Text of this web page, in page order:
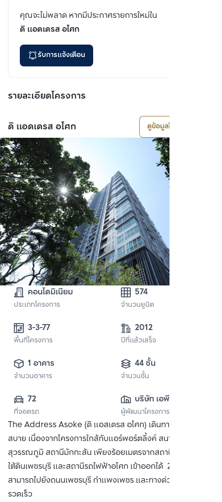
คุณจะไม่พลาด หากมีประกาศรายการใหม่ใน
ดิ แอดเดรส อโศก
รับการแจ้งเตือน
รายละเอียดโครงการ
ดิ แอดเดรส อโศก ดูข้อมูลโครงการ
คอนโดมิเนียม
ประเภทโครงการ
574
จำนวนยูนิต
พื้นที่โครงการ
2012
ปีที่แล้วเสร็จ
1 อาคาร
จำนวนอาคาร
44 ชั้น
จำนวนชั้น
72
ที่จอดรถ
บริษัท เอพี (ไทย
แลนด์)
จำกัด(มหาชน)
ผู้พัฒนาโครงการ
The Address Asoke (ดิ แอสเดรส อโศก) เดินทางสะดวก
สบาย เนื่องจากโครงการใกล้กับแอร์พอร์ตลิ้งค์ สนามบิน
สุวรรณภูมิ สถานีมักกะสัน เพียงร้อยเมตรจากสถานีรถไฟฟ้า
ใต้ดินเพชรบุรี และสถานีรถไฟฟ้าอโศก เข้าออกได้ 2 เส้นทาง
สามารถไปยังถนนเพชรบุรี กำแพงเพชร และทางด่วนได้อย่าง
รวดเร็ว